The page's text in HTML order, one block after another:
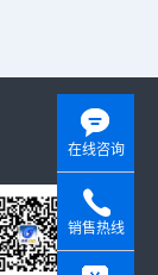
在线咨询
销售热线